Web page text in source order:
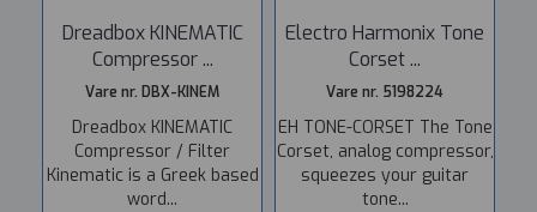
Dreadbox KINEMATIC
Compressor ...
Vare nr. DBX-KINEM
Dreadbox KINEMATIC
Compressor / Filter
Kinematic is a Greek based
word...
Electro Harmonix Tone
Corset ...
Vare nr. 5198224
EH TONE-CORSET The Tone
Corset, analog compressor,
squeezes your guitar
tone...